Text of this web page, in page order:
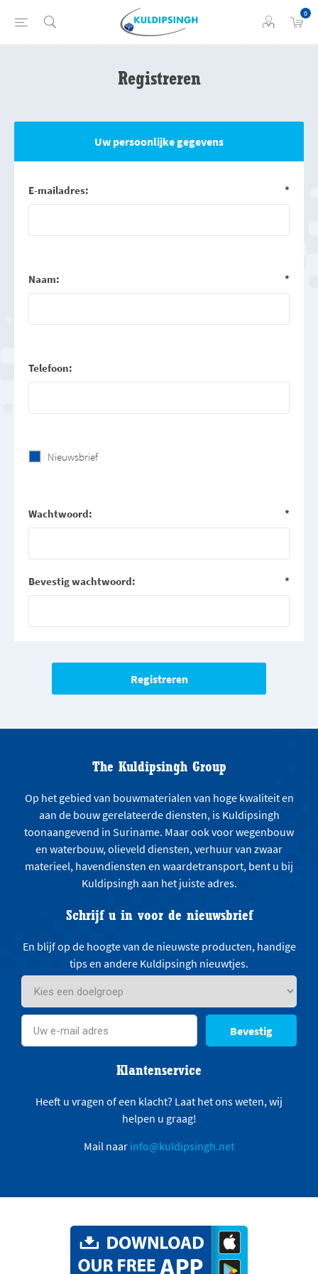
0
Registreren
Uw persoonlijke gegevens
E-mailadres: *
Naam: *
Telefoon:
Nieuwsbrief
Wachtwoord: *
Bevestig wachtwoord: *
The Kuldipsingh Group
Op het gebied van bouwmaterialen van hoge kwaliteit en
aan de bouw gerelateerde diensten, is Kuldipsingh
toonaangevend in Suriname. Maar ook voor wegenbouw
en waterbouw, olieveld diensten, verhuur van zwaar
materieel, havendiensten en waardetransport, bent u bij
Kuldipsingh aan het juiste adres.
Schrijf u in voor de nieuwsbrief
En blijf op de hoogte van de nieuwste producten, handige
tips en andere Kuldipsingh nieuwtjes.
Bevestig
Klantenservice
Heeft u vragen of een klacht? Laat het ons weten, wij
helpen u graag!
Mail naar info@kuldipsingh.net